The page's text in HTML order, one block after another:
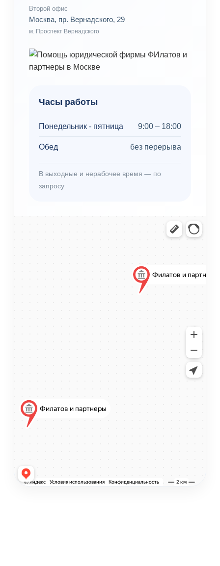
Второй офис
Москва, пр. Вернадского, 29
м. Проспект Вернадского
Часы работы
Понедельник - пятница 9:00 – 18:00
Обед без перерыва
В выходные и нерабочее время — по
запросу